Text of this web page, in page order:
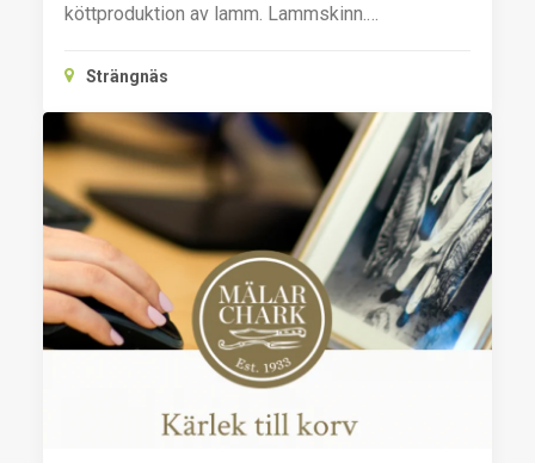
köttproduktion av lamm. Lammskinn.…
Strängnäs